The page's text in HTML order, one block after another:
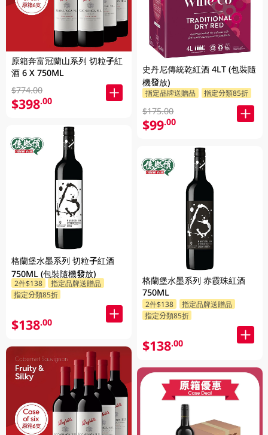
原箱奔富冠蘭山系列 切粒子紅
酒 6 X 750ML
$774.00
$398.00
格蘭堡水墨系列 切粒子紅酒
750ML (包裝隨機發放)
2件$138
指定品牌送贈品
指定分類85折
$138.00
史丹尼傳統乾紅酒 4LT (包裝隨
機發放)
指定品牌送贈品 指定分類85折
$175.00
$99.00
格蘭堡水墨系列 赤霞珠紅酒
750ML
2件$138
指定品牌送贈品
指定分類85折
$138.00